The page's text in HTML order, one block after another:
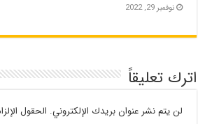
نوفمبر 29, 2022
اترك تعليقاً
لن يتم نشر عنوان بريدك الإلكتروني. الحقول